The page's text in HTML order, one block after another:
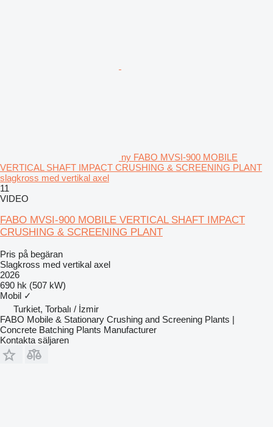
ny FABO MVSI-900 MOBILE
VERTICAL SHAFT IMPACT CRUSHING & SCREENING PLANT
slagkross med vertikal axel
11
VIDEO
FABO MVSI-900 MOBILE VERTICAL SHAFT IMPACT
CRUSHING & SCREENING PLANT
Pris på begäran
Slagkross med vertikal axel
2026
690 hk (507 kW)
Mobil ✓
Turkiet, Torbalı / İzmir
FABO Mobile & Stationary Crushing and Screening Plants |
Concrete Batching Plants Manufacturer
Kontakta säljaren